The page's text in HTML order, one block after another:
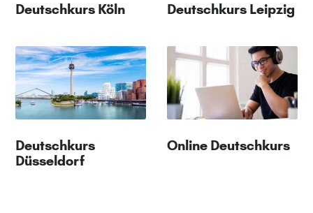
Deutschkurs Köln Deutschkurs Leipzig
Deutschkurs
Düsseldorf
Online Deutschkurs